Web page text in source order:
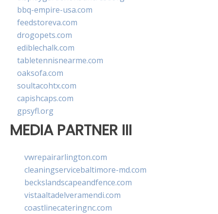
bbq-empire-usa.com
feedstoreva.com
drogopets.com
ediblechalk.com
tabletennisnearme.com
oaksofa.com
soultacohtx.com
capishcaps.com
gpsyfl.org
MEDIA PARTNER III
vwrepairarlington.com
cleaningservicebaltimore-md.com
beckslandscapeandfence.com
vistaaltadelveramendi.com
coastlinecateringnc.com